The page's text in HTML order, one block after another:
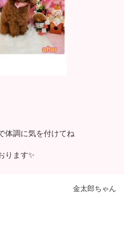
体調に気を付けてね
ります✨
金太郎ちゃん